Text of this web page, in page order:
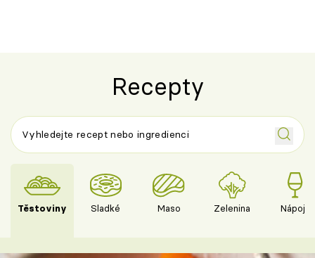
Recepty
Těstoviny Sladké Maso Zelenina Nápoje